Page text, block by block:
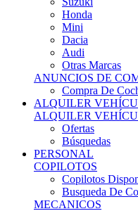
Honda
Mini
Dacia
Audi
Otras Marcas
ANUNCIOS DE
Compra De
ALQUILER
ALQUILER
Ofertas
Búsquedas
PERSONAL
COPILOTOS
Copilotos
Busqueda De
MECANICOS